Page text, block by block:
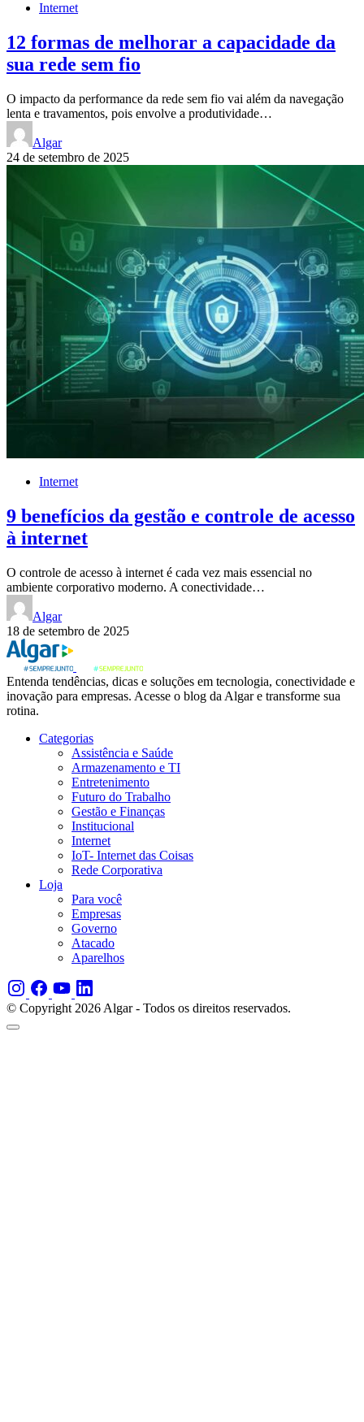
Internet
12 formas de melhorar a capacidade da
sua rede sem fio
O impacto da performance da rede sem fio vai além da navegação
lenta e travamentos, pois envolve a produtividade…
Algar
24 de setembro de 2025
Internet
9 benefícios da gestão e controle de acesso
à internet
O controle de acesso à internet é cada vez mais essencial no
ambiente corporativo moderno. A conectividade…
Algar
18 de setembro de 2025
Entenda tendências, dicas e soluções em tecnologia, conectividade e
inovação para empresas. Acesse o blog da Algar e transforme sua
rotina.
Categorias
Assistência e Saúde
Armazenamento e TI
Entretenimento
Futuro do Trabalho
Gestão e Finanças
Institucional
Internet
IoT- Internet das Coisas
Rede Corporativa
Loja
Para você
Empresas
Governo
Atacado
Aparelhos
© Copyright 2026 Algar - Todos os direitos reservados.